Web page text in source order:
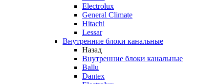
Electrolux
General Climate
Hitachi
Lessar
Внутренние блоки канальные
Назад
Внутренние блоки канальные
Ballu
Dantex